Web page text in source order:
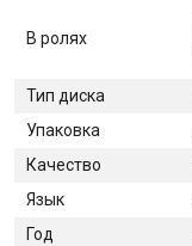
В ролях
Тип диска
Упаковка
Качество
Язык
Год